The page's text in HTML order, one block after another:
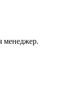
менеджер.